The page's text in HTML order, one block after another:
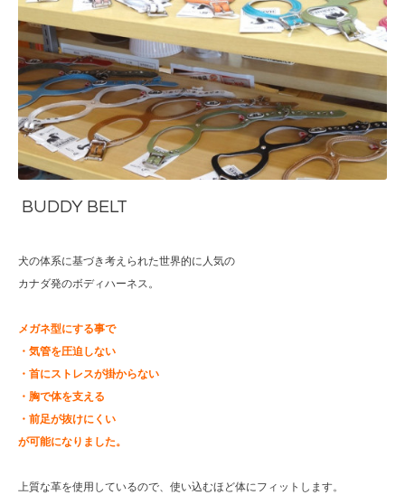
BUDDY BELT
犬の体系に基づき考えられた世界的に人気の
カナダ発のボディハーネス。
メガネ型にする事で
・気管を圧迫しない
・首にストレスが掛からない
・胸で体を支える
・前足が抜けにくい
が可能になりました。
上質な革を使用しているので、使い込むほど体にフィットします。